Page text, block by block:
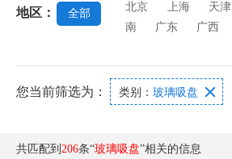
地区： 全部
北京 上海 天津
南
广东 广西
您当前筛选为： 类别： 玻璃吸盘 
共匹配到 206条“玻璃吸盘”相关的信息